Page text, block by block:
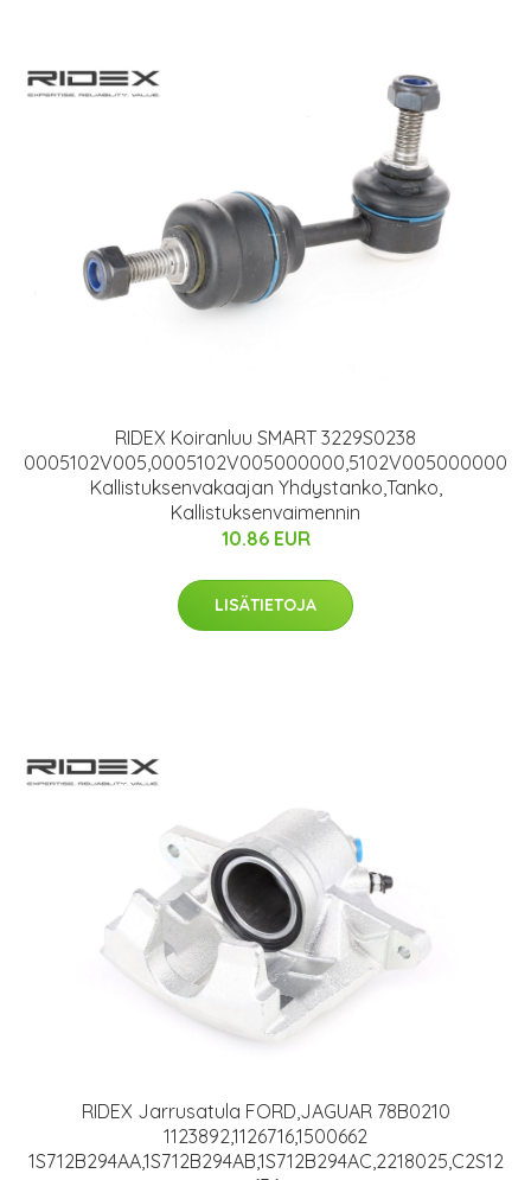
RIDEX Koiranluu SMART 3229S0238
0005102V005,0005102V005000000,5102V005000000
Kallistuksenvakaajan Yhdystanko,Tanko,
Kallistuksenvaimennin
10.86 EUR
LISÄTIETOJA
RIDEX Jarrusatula FORD,JAGUAR 78B0210
1123892,1126716,1500662
1S712B294AA,1S712B294AB,1S712B294AC,2218025,C2S12